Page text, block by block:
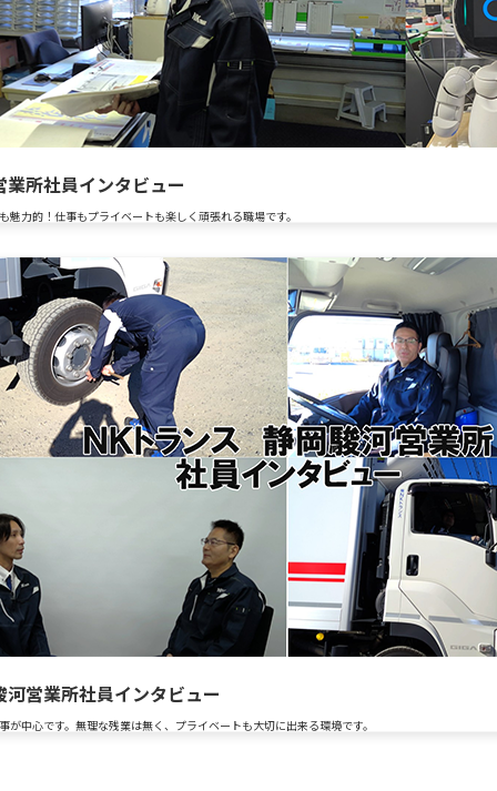
業所社員インタビュー
魅力的！仕事もプライベートも楽しく頑張れる職場です。
河営業所社員インタビュー
が中心です。無理な残業は無く、プライベートも大切に出来る環境です。